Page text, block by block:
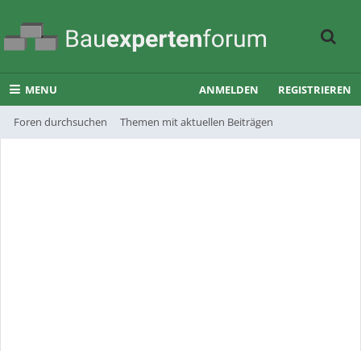
MENU
Foren durchsuchen Themen mit aktuellen Beiträgen
ANMELDEN REGISTRIEREN